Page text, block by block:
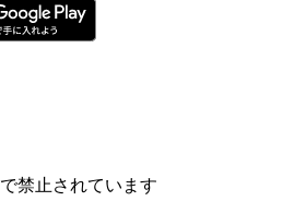
禁止されています